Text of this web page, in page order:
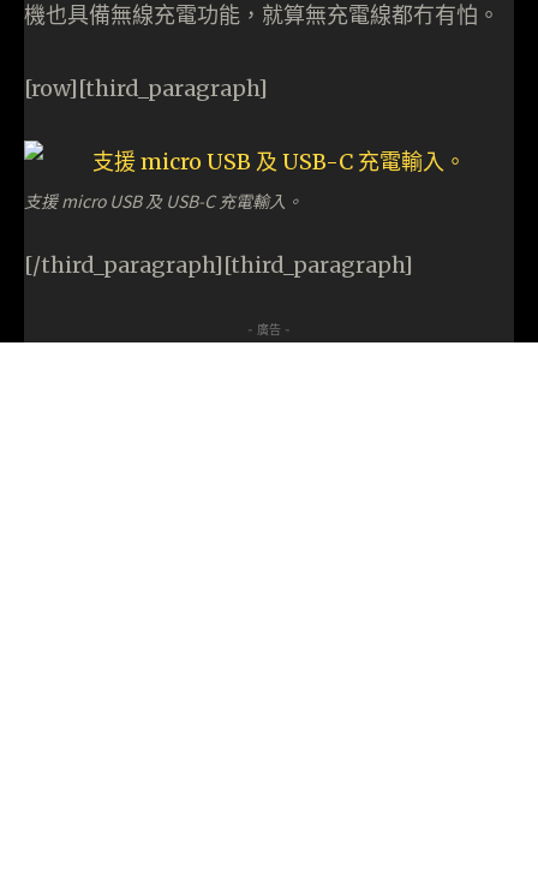
機也具備無線充電功能，就算無充電線都冇有怕。
[row][third_paragraph]
支援 micro USB 及 USB-C 充電輸入。
[/third_paragraph][third_paragraph]
- 廣告 -